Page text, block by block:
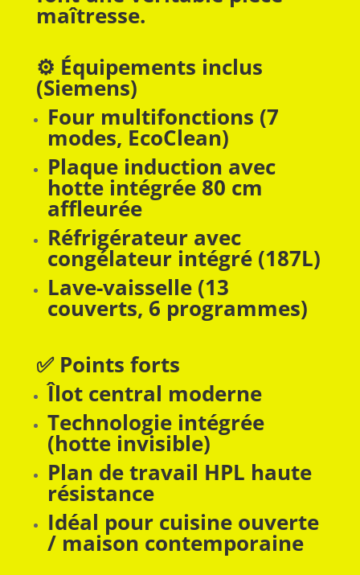
maîtresse.
⚙️ Équipements inclus
(Siemens)
Four multifonctions (7
modes, EcoClean)
Plaque induction avec
hotte intégrée 80 cm
affleurée
Réfrigérateur avec
congélateur intégré (187L)
Lave-vaisselle (13
couverts, 6 programmes)
✅ Points forts
Îlot central moderne
Technologie intégrée
(hotte invisible)
Plan de travail HPL haute
résistance
Idéal pour cuisine ouverte
/ maison contemporaine